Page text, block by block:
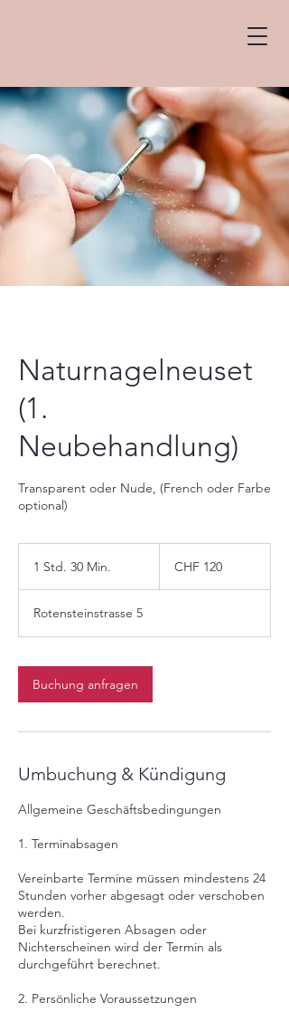
Naturnagelneuset
(1.
Neubehandlung)
Transparent oder Nude, (French oder Farbe
optional)
1 Std. 30 Min.
d
3
M
i
n
Franken
CHF 120
Rotensteinstrasse 5
Buchung anfragen
Umbuchung & Kündigung
Allgemeine Geschäftsbedingungen
1. Terminabsagen
Vereinbarte Termine müssen mindestens 24
Stunden vorher abgesagt oder verschoben
werden.
Bei kurzfristigeren Absagen oder
Nichterscheinen wird der Termin als
durchgeführt berechnet.
2. Persönliche Voraussetzungen